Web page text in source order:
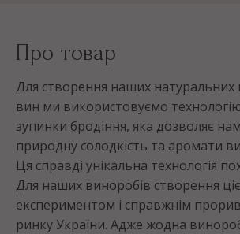
Про товар
Для створення наших натуральних
вин ми використовуємо
зупинки бродіння, яка дозволяє
природну солодкість та аромати
Ця справді унікальна технологія
Для наших виноробів створення
експериментом і справжнім
ринку України. Адже жодна